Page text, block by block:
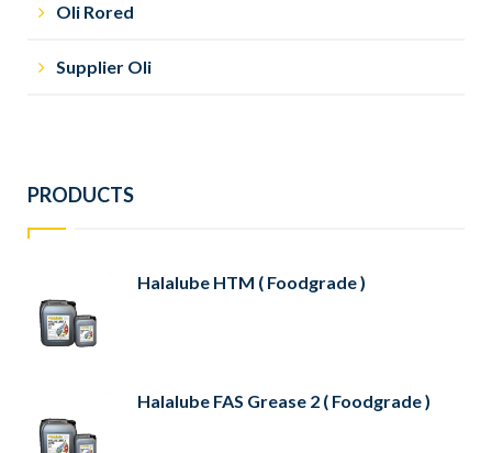
Oli Rored
Supplier Oli
PRODUCTS
Halalube HTM ( Foodgrade )
Halalube FAS Grease 2 ( Foodgrade )